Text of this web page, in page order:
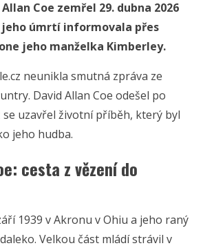
Coe zemřel 29. dubna 2026
jeho úmrtí informovala přes
jeho manželka Kimberley.
neunikla smutná zpráva ze
David Allan Coe odešel po
se uzavřel životní příběh, který byl
jeho hudba.
cesta z vězení do
1939 v Akronu v Ohiu a jeho raný
Velkou část mládí strávil v